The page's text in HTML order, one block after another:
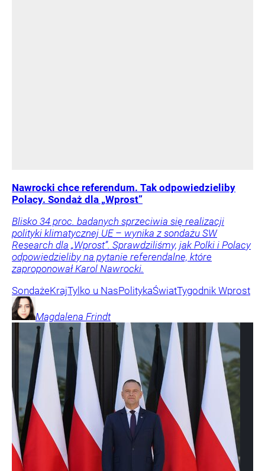
Nawrocki chce referendum. Tak odpowiedzieliby
Polacy. Sondaż dla „Wprost”
Blisko 34 proc. badanych sprzeciwia się realizacji
polityki klimatycznej UE – wynika z sondażu SW
Research dla „Wprost”. Sprawdziliśmy, jak Polki i Polacy
odpowiedzieliby na pytanie referendalne, które
zaproponował Karol Nawrocki.
SondażeKrajTylko u NasPolitykaŚwiatTygodnik Wprost
Magdalena Frindt